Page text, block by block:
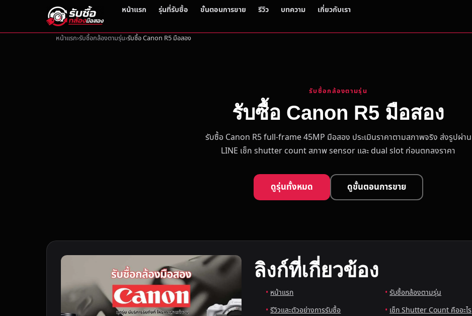
หน้าแรก รุ่นที่รับซื้อ ขั้นตอนการขาย รีวิว บทความ เกี่ยวกับเรา
หน้าแรก รับซื้อกล้องตามรุ่น รับซื้อ Canon R5 มือสอง
รับซื้อกล้องตามรุ่น
รับซื้อ Canon R5 มือสอง
รับซื้อ Canon R5 full-frame 45MP มือสอง ประเมินราคาตามสภาพจริง ส่งรูปผ่าน
LINE เช็ก shutter count สภาพ sensor และ dual slot ก่อนตกลงราคา
ดูรุ่นทั้งหมด ดูขั้นตอนการขาย
ลิงก์ที่เกี่ยวข้อง
หน้าแรก รับซื้อกล้องตามรุ่น
รีวิวและตัวอย่างการรับซื้อ
เช็ก Shutter Count คืออะไร